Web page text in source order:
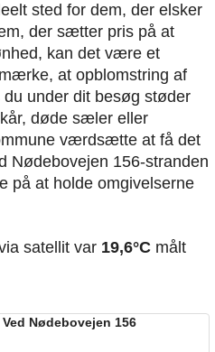
sted for dem, der elsker
der sætter pris på at
kan det være et
at opblomstring af
under dit besøg støder
døde sæler eller
værdsætte at få det
Nødebovejen 156-stranden
på at holde omgivelserne
satellit var 19,6°C målt
Nødebovejen 156